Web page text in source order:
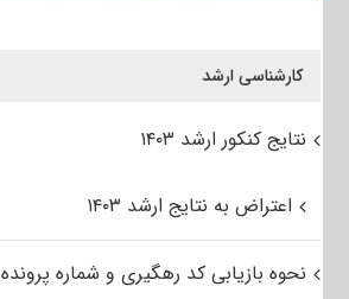
کارشناسی ارشد
نتایج کنکور ارشد ۱۴۰۳
اعتراض به نتایج ارشد ۱۴۰۳
نحوه بازیابی کد رهگیری و شماره پرونده